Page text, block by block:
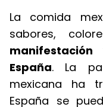
La comida
sabores,
España. La
mexicana ha
España se